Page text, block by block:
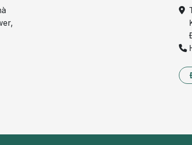
Bordetella pertussis gây ra.
đó chuyển sang cơn ho dữ dội
lần hoặc nhiều hơn trong một
nghiêm trọng như hoại tử phổi,
và có nguy cơ mắc bệnh nghiêm